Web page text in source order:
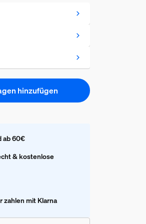
hinzufügen
ab 60€
& kostenlose
zahlen mit Klarna